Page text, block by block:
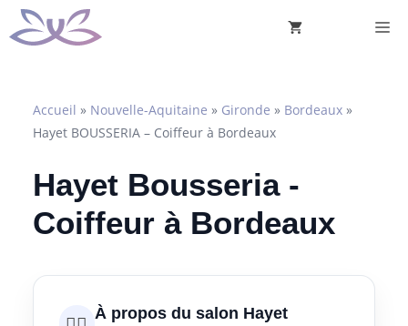
Aller
au
Accueil » Nouvelle-Aquitaine » Gironde » Bordeaux »
Hayet BOUSSERIA – Coiffeur à Bordeaux
Hayet Bousseria -
Coiffeur à Bordeaux
À propos du salon Hayet